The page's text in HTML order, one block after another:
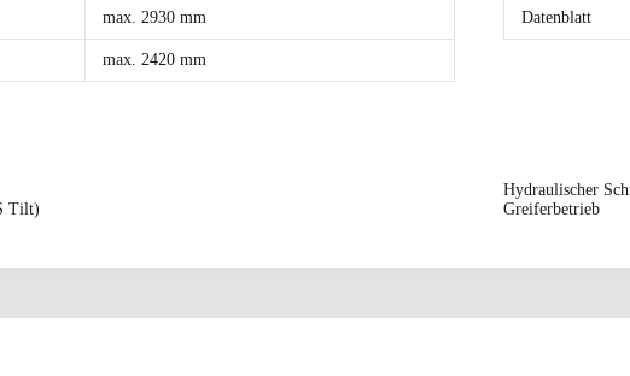
max. 2930 mm
max. 2420 mm
Datenblatt
Tilt)
Greiferbetrieb